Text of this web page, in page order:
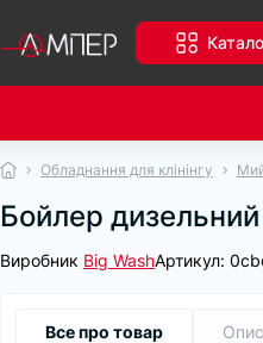
Обладнання для клінінгу
Бойлер
Виробник Big WashАртикул:
Все про товар Опис